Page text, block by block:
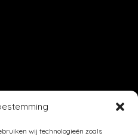
wij technologieën zoals